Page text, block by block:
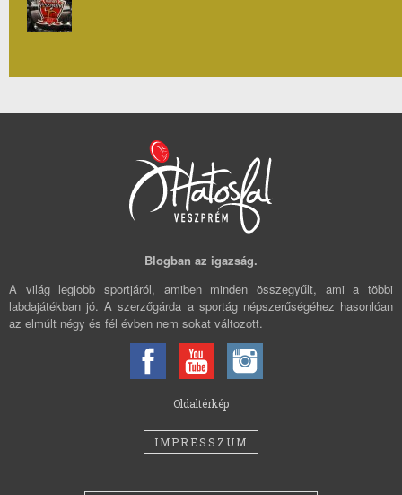
Blogban az igazság.
A világ legjobb sportjáról, amiben minden összegyűlt, ami a többi
labdajátékban jó. A szerzőgárda a sportág népszerűségéhez hasonlóan
az elmúlt négy és fél évben nem sokat változott.
Oldaltérkép
IMPRESSZUM